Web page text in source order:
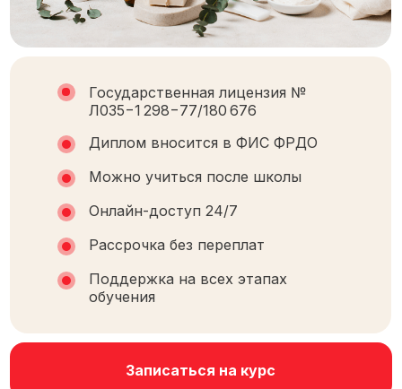
Записаться на курс
Поддержка на всех этапах
обучения
Рассрочка без переплат
Онлайн-доступ 24/7
Можно учиться после школы
Диплом вносится в ФИС ФРДО
Государственная лицензия №
Л035−1 298−77/180 676